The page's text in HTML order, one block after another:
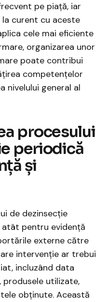
pe piață, iar
curent cu aceste
cele mai eficiente
organizarea unor
poate contribui
competențelor
nivelului general al
procesului
periodică
și
de dezinsecție
pentru evidență
externe către
intervenție ar trebui
incluzând data
utilizate,
obținute. Această